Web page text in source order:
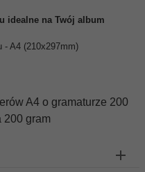
idealne na Twój album
- A4 (210x297mm)
A4 o gramaturze 200
200 gram